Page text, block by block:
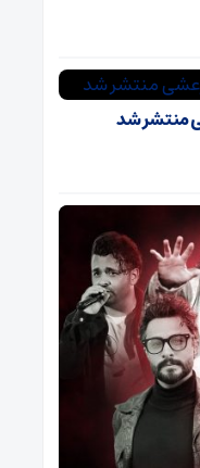
منتشر شد